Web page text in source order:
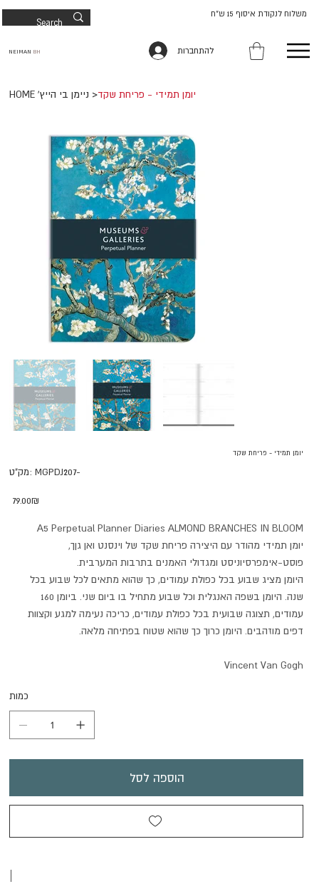
להתחברות NEIMAN BH
משלוח לנקודת איסוף 15 ש"ח
HOME 'ניימן בי הייץ >יומן תמידי - פריחת שקד
יומן תמידי - פריחת שקד
מק"ט: MGPDJ207-
MGPDJ207-
‏79.00 ‏₪
A5 Perpetual Planner Diaries ALMOND BRANCHES IN BLOOM
יומן תמידי מהודר עם היצירה פריחת שקד של וינסנט ואן גןך,
פוסט-אימפרסיוניסט ומגדולי האמנים בתרבות המערבית.
היומן מציג שבוע בכל כפולת עמודים, כך שהוא מתאים לכל שבוע בכל
שנה. היומן בשפה האנגלית וכל שבוע מתחיל בו ביום שני. ביומן 160
עמודים, תצוגה שבועית בכל כפולת עמודים, כריכה נעימה למגע וקצוות
דפים מוזהבים. היומן כרוך כך שהוא שטוח בפתיחה מלאה.
Vincent Van Gogh
כמות
הוספה לסל
|